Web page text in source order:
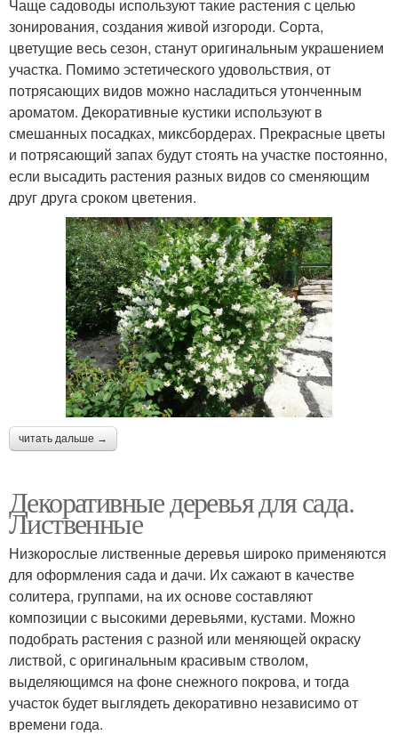
Чаще садоводы используют такие растения с целью
зонирования, создания живой изгороди. Сорта,
цветущие весь сезон, станут оригинальным украшением
участка. Помимо эстетического удовольствия, от
потрясающих видов можно насладиться утонченным
ароматом. Декоративные кустики используют в
смешанных посадках, миксбордерах. Прекрасные цветы
и потрясающий запах будут стоять на участке постоянно,
если высадить растения разных видов со сменяющим
друг друга сроком цветения.
читать дальше →
Декоративные деревья для сада.
Лиственные
Низкорослые лиственные деревья широко применяются
для оформления сада и дачи. Их сажают в качестве
солитера, группами, на их основе составляют
композиции с высокими деревьями, кустами. Можно
подобрать растения с разной или меняющей окраску
листвой, с оригинальным красивым стволом,
выделяющимся на фоне снежного покрова, и тогда
участок будет выглядеть декоративно независимо от
времени года.